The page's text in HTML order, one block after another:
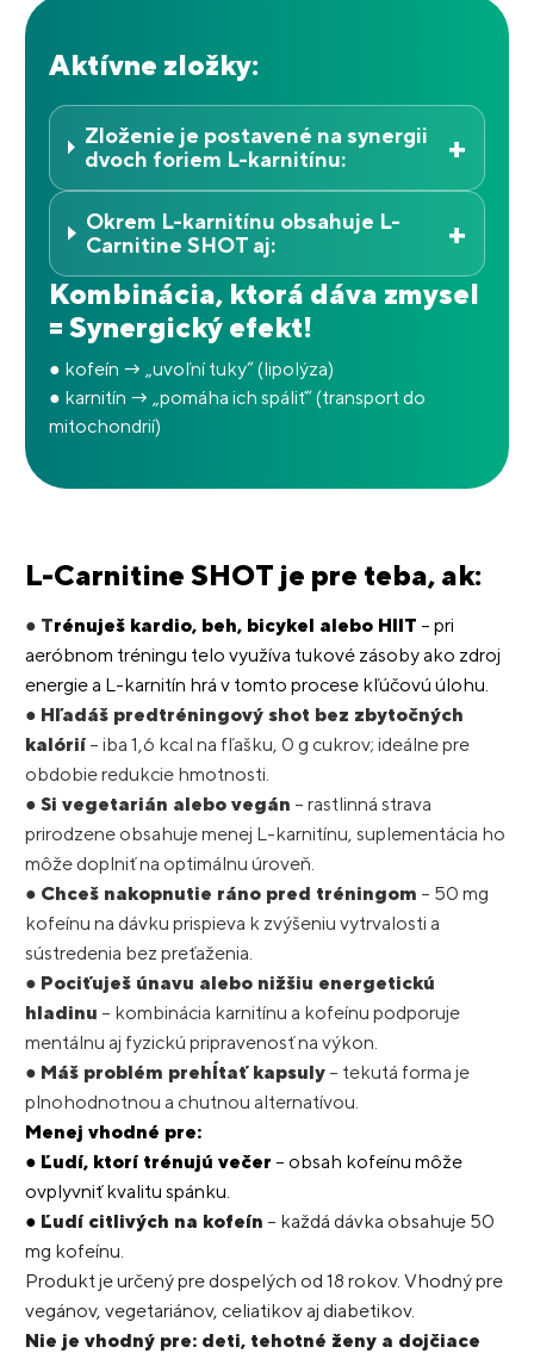
Aktívne zložky:
Zloženie je postavené na synergii
dvoch foriem L-karnitínu:
+
Okrem L-karnitínu obsahuje L-
Carnitine SHOT aj:
+
Kombinácia, ktorá dáva zmysel
= Synergický efekt!
● kofeín → „uvoľní tuky“ (lipolýza)
● karnitín → „pomáha ich spáliť“ (transport do
mitochondrií)
L-Carnitine SHOT je pre teba, ak:
● Trénuješ kardio, beh, bicykel alebo HIIT – pri
aeróbnom tréningu telo využíva tukové zásoby ako zdroj
energie a L-karnitín hrá v tomto procese kľúčovú úlohu.
● Hľadáš predtréningový shot bez zbytočných
kalórií– iba 1,6 kcal na fľašku, 0 g cukrov; ideálne pre
obdobie redukcie hmotnosti.
● Si vegetarián alebo vegán – rastlinná strava
prirodzene obsahuje menej L-karnitínu, suplementácia ho
môže doplniť na optimálnu úroveň.
● Chceš nakopnutie ráno pred tréningom – 50 mg
kofeínu na dávku prispieva k zvýšeniu vytrvalosti a
sústredenia bez preťaženia.
● Pociťuješ únavu alebo nižšiu energetickú
hladinu – kombinácia karnitínu a kofeínu podporuje
mentálnu aj fyzickú pripravenosť na výkon.
● Máš problém prehĺtať kapsuly – tekutá forma je
plnohodnotnou a chutnou alternatívou.
Menej vhodné pre:
● Ľudí, ktorí trénujú večer – obsah kofeínu môže
ovplyvniť kvalitu spánku.
● Ľudí citlivých na kofeín – každá dávka obsahuje 50
mg kofeínu.
Produkt je určený pre dospelých od 18 rokov. Vhodný pre
vegánov, vegetariánov, celiatikov aj diabetikov.
Nie je vhodný pre: deti, tehotné ženy a dojčiace